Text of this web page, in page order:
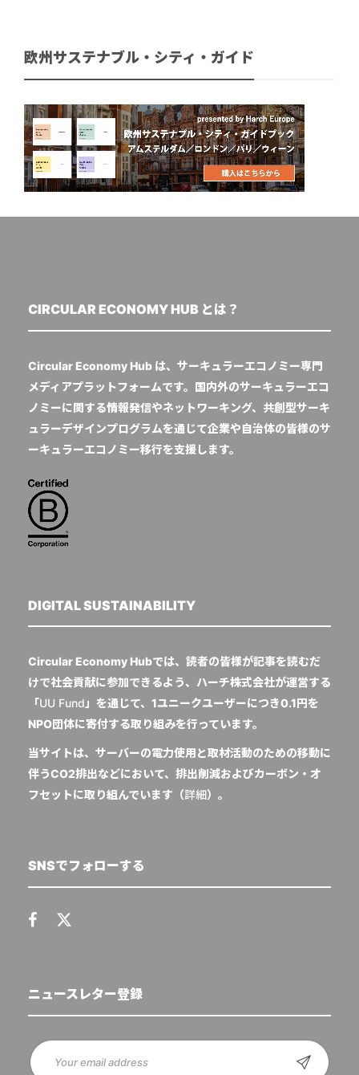
欧州サステナブル・シティ・ガイド
CIRCULAR ECONOMY HUB とは？
Circular Economy Hub は、サーキュラーエコノミー専門
メディアプラットフォームです。国内外のサーキュラーエコ
ノミーに関する情報発信やネットワーキング、共創型サーキ
ュラーデザインプログラムを通じて企業や自治体の皆様のサ
ーキュラーエコノミー移行を支援します。
DIGITAL SUSTAINABILITY
Circular Economy Hubでは、読者の皆様が記事を読むだ
けで社会貢献に参加できるよう、ハーチ株式会社が運営する
「UU Fund 」を通じて、1ユニークユーザーにつき0.1円を
NPO団体に寄付する取り組みを行っています。
当サイトは、サーバーの電力使用と取材活動のための移動に
伴うCO2排出などにおいて、排出削減およびカーボン・オ
フセットに取り組んでいます（詳細）。
SNSでフォローする
ニュースレター登録